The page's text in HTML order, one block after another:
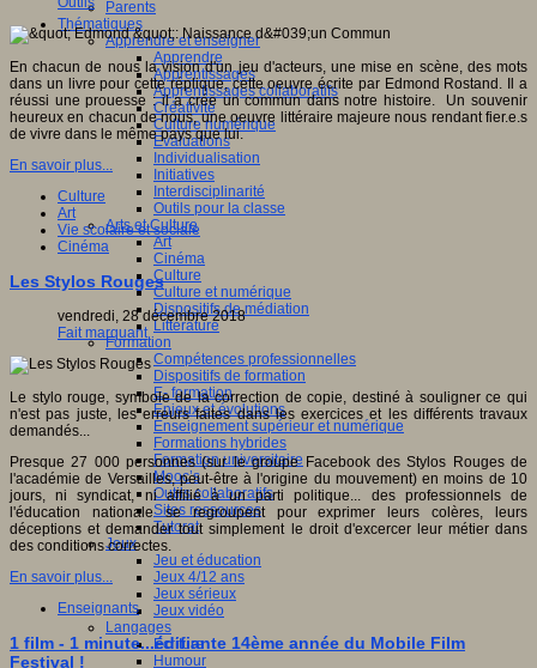
Parents
Thématiques
Apprendre et enseigner
Apprendre
Apprentissages
Apprentissages collaboratifs
Créativité
Culture numérique
Evaluations
Individualisation
Initiatives
Interdisciplinarité
Outils pour la classe
Arts et Culture
Art
Cinéma
Culture
Culture et numérique
Dispositifs de médiation
Littérature
Formation
Compétences professionnelles
Dispositifs de formation
E- formation
Enjeux et évolutions
Enseignement supérieur et numérique
Formations hybrides
Formation universitaire
Mooc’s
Outils collaboratifs
Sites ressources
Tutorat
Jeux
Jeu et éducation
Jeux 4/12 ans
Jeux sérieux
Jeux vidéo
Langages
Ecriture
Humour
En chacun de nous la vision d'un jeu d'acteurs, une mise en scène, des mots
dans un livre pour cette réplique, cette oeuvre écrite par Edmond Rostand. Il a
réussi une prouesse : il a crée un commun dans notre histoire. Un souvenir
heureux en chacun de nous, une oeuvre littéraire majeure nous rendant fier.e.s
de vivre dans le même pays que lui.
En savoir plus...
Culture
Art
Vie scolaire et sociale
Cinéma
Les Stylos Rouges
vendredi, 28 décembre 2018
Fait marquant
Le stylo rouge, symbole de la correction de copie, destiné à souligner ce qui
n'est pas juste, les erreurs faites dans les exercices et les différents travaux
demandés...
Presque 27 000 personnes (sur le groupe Facebook des Stylos Rouges de
l'académie de Versailles, peut-être à l'origine du mouvement) en moins de 10
jours, ni syndicat, ni affilié à un parti politique... des professionnels de
l'éducation nationale se regroupent pour exprimer leurs colères, leurs
déceptions et demander tout simplement le droit d'excercer leur métier dans
des conditions correctes.
En savoir plus...
Enseignants
1 film - 1 minute...édifiante 14ème année du Mobile Film
Festival !